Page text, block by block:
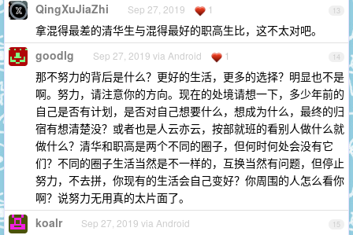
13
QingXuJiaZhi Sep 27, 2019 1
拿混得最差的清华生与混得最好的职高生比，这不太对吧。
14
goodlg Sep 27, 2019 via Android 1
那不努力的背后是什么？更好的生活，更多的选择？明显也不是
啊。努力，请注意你的方向。现在的处境请想一下，多少年前的
自己是否有计划，是否对自己想要什么，想成为什么，最终的归
宿有想清楚没？或者也是人云亦云，按部就班的看别人做什么就
做什么？清华和职高是两个不同的圈子，但何时何处会没有它
们？不同的圈子生活当然是不一样的，互换当然有问题，但停止
努力，不去拼，你现有的生活会自己变好？你周围的人怎么看你
啊？说努力无用真的太片面了。
15
koalr Sep 27, 2019 via Android